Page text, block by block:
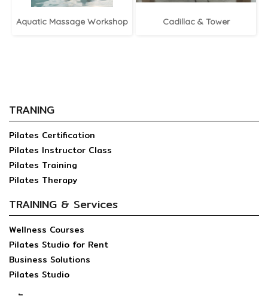
Aquatic Massage Workshop Cadillac & Tower
TRANING
Pilates Certification
Pilates Instructor Class
Pilates Training
Pilates Therapy
TRAINING & Services
Wellness Courses
Pilates Studio for Rent
Business Solutions
Pilates Studio